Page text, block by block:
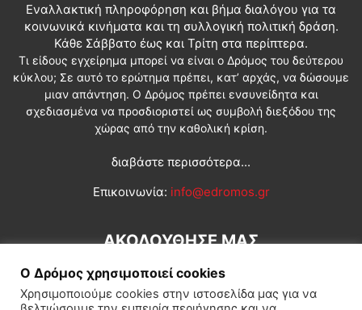
Εναλλακτική πληροφόρηση και βήμα διαλόγου για τα
κοινωνικά κινήματα και τη συλλογική πολιτική δράση.
Κάθε Σάββατο έως και Τρίτη στα περίπτερα.
Τι είδους εγχείρημα μπορεί να είναι ο Δρόμος του δεύτερου
κύκλου; Σε αυτό το ερώτημα πρέπει, κατ’ αρχάς, να δώσουμε
μιαν απάντηση. Ο Δρόμος πρέπει ενσυνείδητα και
σχεδιασμένα να προσδιοριστεί ως συμβολή διεξόδου της
χώρας από την καθολική κρίση.
διαβάστε περισσότερα...
Επικοινωνία: info@edromos.gr
ΑΚΟΛΟΥΘΗΣΕ ΜΑΣ
Ο Δρόμος χρησιμοποιεί cookies
Χρησιμοποιούμε cookies στην ιστοσελίδα μας για να